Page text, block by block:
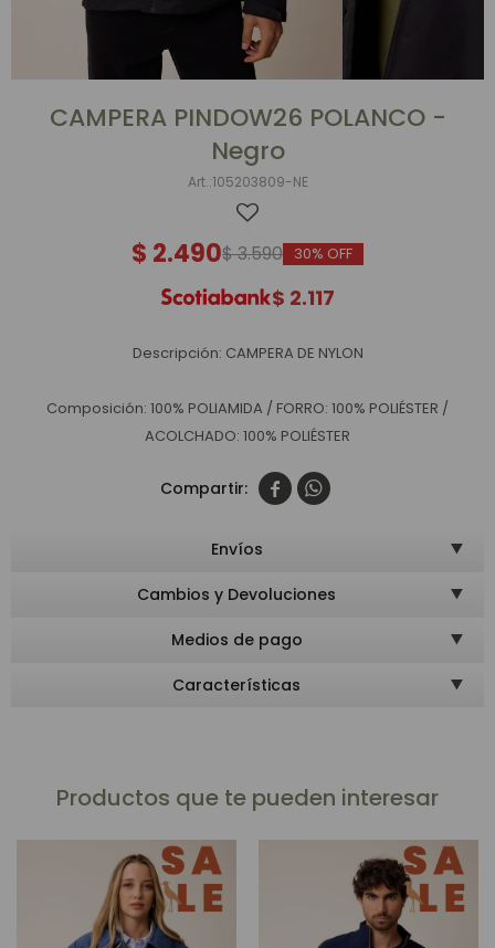
CAMPERA PINDOW26 POLANCO -
Negro
105203809-NE
$ 2.490$3.590 30
$ 2.117
Descripción: CAMPERA DE NYLON
Composición: 100% POLIAMIDA / FORRO: 100% POLIÉSTER /
ACOLCHADO: 100% POLIÉSTER
 
Envíos
Cambios y Devoluciones
Medios de pago
Características
Productos que te pueden interesar